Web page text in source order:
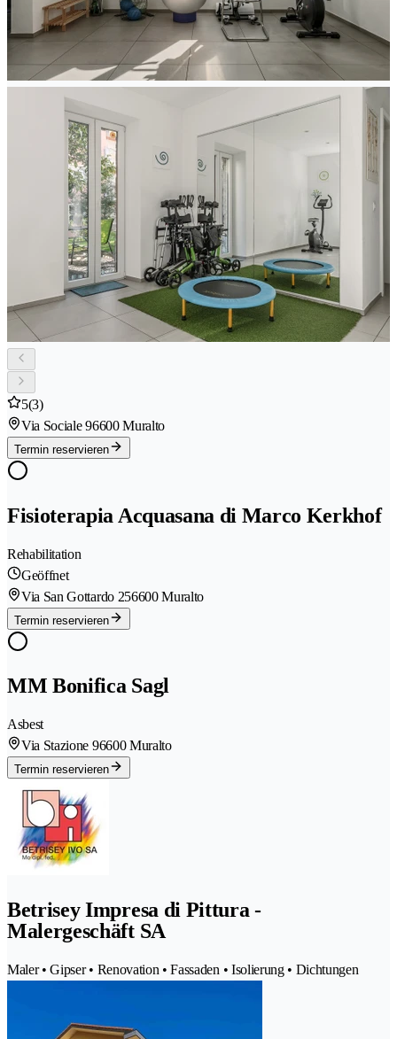
5(3)
Via Sociale 96600 Muralto
Termin reservieren
Fisioterapia Acquasana di Marco Kerkhof
Rehabilitation
Geöffnet
Via San Gottardo 256600 Muralto
Termin reservieren
MM Bonifica Sagl
Asbest
Via Stazione 96600 Muralto
Termin reservieren
Betrisey Impresa di Pittura -
Malergeschäft SA
Maler • Gipser • Renovation • Fassaden • Isolierung • Dichtungen